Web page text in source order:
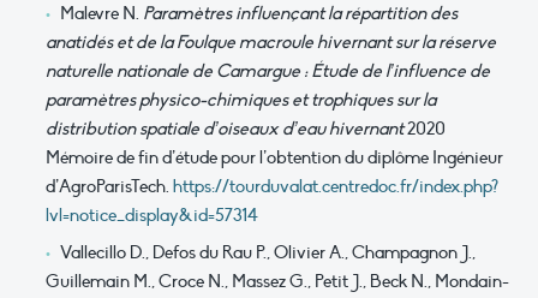
Malevre N. Paramètres influençant la répartition des
anatidés et de la Foulque macroule hivernant sur la réserve
naturelle nationale de Camargue : Étude de l’influence de
paramètres physico-chimiques et trophiques sur la
distribution spatiale d’oiseaux d’eau hivernant2020
Mémoire de fin d’étude pour l’obtention du diplôme Ingénieur
d’AgroParisTech. https://tourduvalat.centredoc.fr/index.php?
lvl=notice_display&id=57314
Vallecillo D., Defos du Rau P., Olivier A., Champagnon J.,
Guillemain M., Croce N., Massez G., Petit J., Beck N., Mondain-